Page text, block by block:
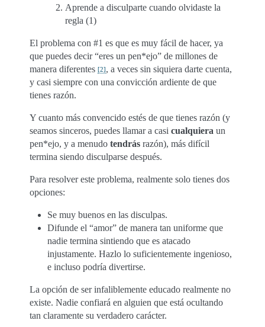
Aprende a disculparte cuando olvidaste la
regla (1)
El problema con #1 es que es muy fácil de hacer, ya
que puedes decir “eres un pen*ejo” de millones de
manera diferentes [2], a veces sin siquiera darte cuenta,
y casi siempre con una convicción ardiente de que
tienes razón.
Y cuanto más convencido estés de que tienes razón (y
seamos sinceros, puedes llamar a casi cualquiera un
pen*ejo, y a menudo tendrás razón), más difícil
termina siendo disculparse después.
Para resolver este problema, realmente solo tienes dos
opciones:
Se muy buenos en las disculpas.
Difunde el “amor” de manera tan uniforme que
nadie termina sintiendo que es atacado
injustamente. Hazlo lo suficientemente ingenioso,
e incluso podría divertirse.
La opción de ser infaliblemente educado realmente no
existe. Nadie confiará en alguien que está ocultando
tan claramente su verdadero carácter.